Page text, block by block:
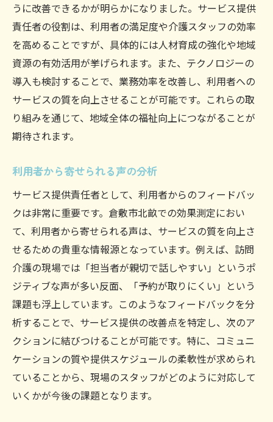
訪問介護の新しいスタンダードの模索
働き方改革とその影響
地域社会をリードする存在としての期待
訪問介護での実践事例から学ぶサービス提供責
任者の効果
成功事例に学ぶ実践的アプローチ
訪問介護の現場での創意工夫
の共有
実践を通じたスキルの向上
実例から見える課題とその解決策
地域に根差したサービスの改良
サービス提供責任者がもたらす地域社会への具
体的な貢献
地域福祉の向上への寄与
安心・安全な生活環境の実現
地域イベントへの積極的な参加
ローカルネットワークの構築
介護教育の推進とその成果
地域住民への啓発活動
うに改善できるかが明らかになりました。サービス提供
責任者の役割は、利用者の満足度や介護スタッフの効率
を高めることですが、具体的には人材育成の強化や地域
資源の有効活用が挙げられます。また、テクノロジーの
導入も検討することで、業務効率を改善し、利用者への
サービスの質を向上させることが可能です。これらの取
り組みを通じて、地域全体の福祉向上につながることが
期待されます。
利用者から寄せられる声の分析
サービス提供責任者として、利用者からのフィードバッ
クは非常に重要です。倉敷市北畝での効果測定におい
て、利用者から寄せられる声は、サービスの質を向上さ
せるための貴重な情報源となっています。例えば、訪問
介護の現場では「担当者が親切で話しやすい」というポ
ジティブな声が多い反面、「予約が取りにくい」という
課題も浮上しています。このようなフィードバックを分
析することで、サービス提供の改善点を特定し、次のア
クションに結びつけることが可能です。特に、コミュニ
ケーションの質や提供スケジュールの柔軟性が求められ
ていることから、現場のスタッフがどのように対応して
いくかが今後の課題となります。